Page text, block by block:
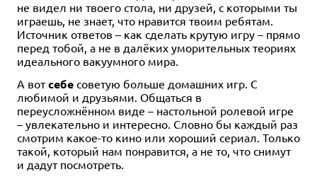
не видел ни твоего стола, ни друзей, с которыми ты
играешь, не знает, что нравится твоим ребятам.
Источник ответов – как сделать крутую игру – прямо
перед тобой, а не в далёких уморительных теориях
идеального вакуумного мира.
А вотсебе советую больше домашних игр. С
любимой и друзьями. Общаться в
переусложнённом виде – настольной ролевой игре
– увлекательно и интересно. Словно бы каждый раз
смотрим какое-то кино или хороший сериал. Только
такой, который нам понравится, а не то, что снимут
и дадут посмотреть.